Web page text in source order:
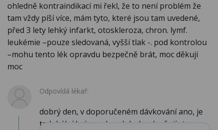
ohledně kontraindikací mi řekl, že to není problém že
tam vždy píší více, mám tyto, které jsou tam uvedené,
před 3 lety lehký infarkt, otoskleroza, chron. lymf.
leukémie –pouze sledovaná, vyšší tlak -. pod kontrolou
–mohu tento lék opravdu bezpečně brát, moc děkuji
moc
Odpovídá lékař:
dobrý den, v doporučeném dávkování ano, je
to lokální krém nebo globule, zlepšují stav po...